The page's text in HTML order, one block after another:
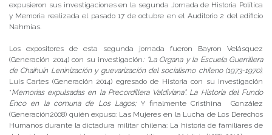
expusieron sus investigaciones en la segunda Jornada de Historia Política
y Memoria realizada el pasado 17 de octubre en el Auditorio 2 del edificio
Nahmías.
Los expositores de esta segunda jornada fueron Bayron Velásquez
(Generación 2014) con su investigación: “La Organa y la Escuela Guerrillera
de Chaihuín Leninización y guevarización del socialismo chileno (1973-1970);
Luis Cartes (Generación 2014) egresado de Historia con su investigación
“Memorias expulsadas en la Precordillera Valdiviana”. La Historia del Fundo
Enco en la comuna de Los Lagos;Y finalmente Cristhina González
(Generación2008) quién expuso: Las Mujeres en la Lucha de Los Derechos
Humanos durante la dictadura militar chilena: La historia de familiares de